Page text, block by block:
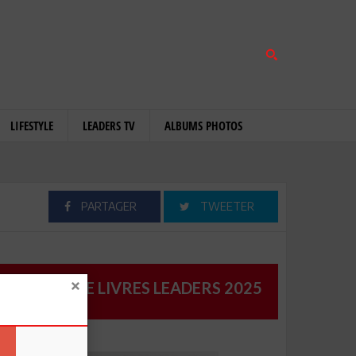
LIFESTYLE LEADERS TV ALBUMS PHOTOS
PARTAGER TWEETER
CATALOGUE LIVRES LEADERS 2025